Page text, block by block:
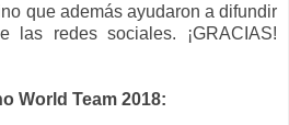
que además ayudaron a difundir
las redes sociales. ¡GRACIAS!
World Team 2018: